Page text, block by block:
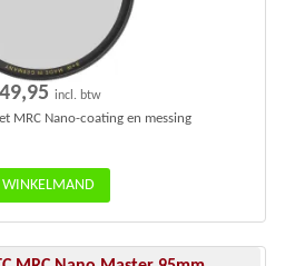
incl. btw
MRC Nano-coating en messing
WINKELMAND